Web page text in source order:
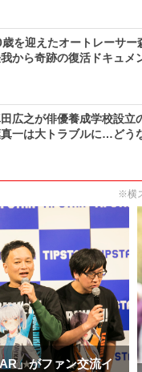
歳を迎えたオートレーサ
から奇跡の復活ドキュメ
広之が俳優養成学校設立
一は大トラブルに…どう
※横
」がファン交流イ